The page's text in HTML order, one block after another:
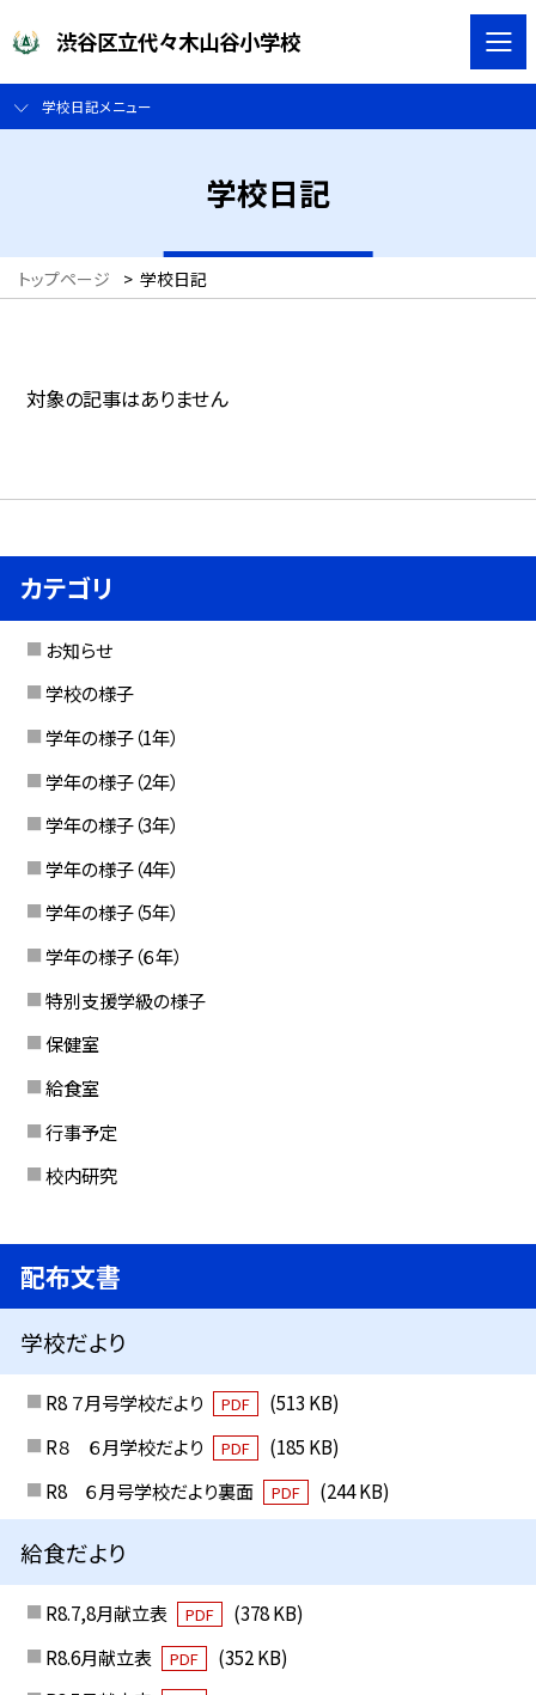
渋谷区立代々木山谷小学校
学校日記メニュー
学校日記
トップページ > 学校日記
対象の記事はありません
カテゴリ
お知らせ
学校の様子
学年の様子（1年）
学年の様子（2年）
学年の様子（3年）
学年の様子（4年）
学年の様子（5年）
学年の様子（６年）
特別支援学級の様子
保健室
給食室
行事予定
校内研究
配布文書
学校だより
R8 ７月号学校だより PDF
(513 KB)
R８ ６月学校だより
PDF
(185 KB)
R8 ６月号学校だより裏面
PDF (244 KB)
給食だより
R8.7,8月献立表 PDF
(378 KB)
R8.6月献立表
PDF
(352 KB)